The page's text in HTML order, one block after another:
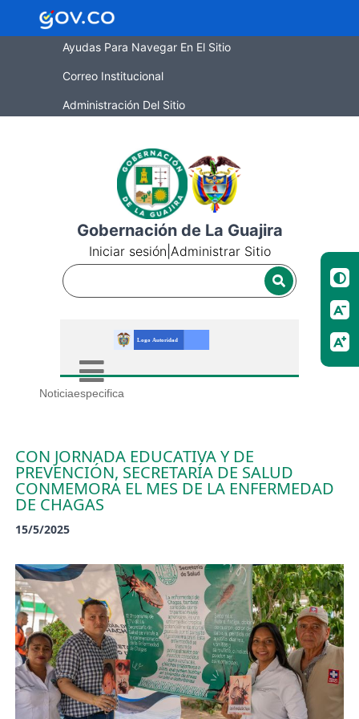
Ayudas Para Navegar En El Sitio
Correo Institucional
Administración Del Sitio
Gobernación de La Guajira
Iniciar sesión Administrar Sitio
Noticiaespecifica
CON JORNADA EDUCATIVA Y DE
PREVENCIÓN, SECRETARÍA DE SALUD
CONMEMORA EL MES DE LA ENFERMEDAD
DE CHAGAS
15/5/2025